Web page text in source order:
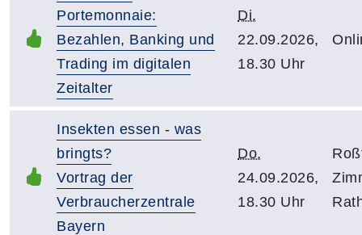
Portemonnaie:
Bezahlen, Banking und
Trading im digitalen
Zeitalter
Di.
22.09.2026,
18.30 Uhr
Insekten essen - was
bringts?
Vortrag der
Verbraucherzentrale
Bayern
Do.
24.09.2026,
18.30 Uhr